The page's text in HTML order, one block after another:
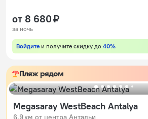
от 8 680 ₽
за ночь
Войдите и получите скидку до 40%
Пляж рядом
Megasaray WestBeach Antalya
6,9 км от центра Антальи